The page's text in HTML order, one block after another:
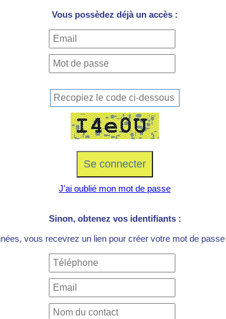
Vous possèdez déjà un accès :
J'ai oublié mon mot de passe
Sinon, obtenez vos identifiants :
vous recevrez un lien pour créer votre mot de